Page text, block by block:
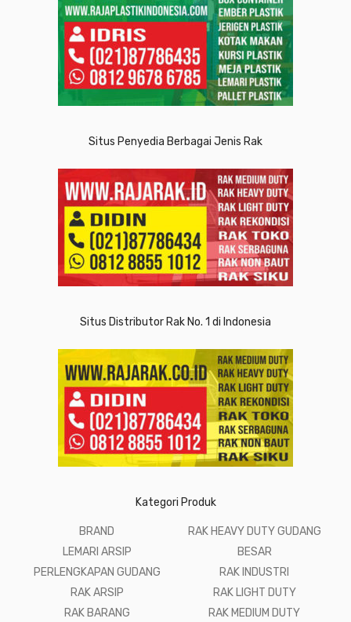
Situs Penyedia Berbagai Jenis Rak
Situs Distributor Rak No. 1 di Indonesia
Kategori Produk
BRAND
LEMARI ARSIP
PERLENGKAPAN GUDANG
RAK ARSIP
RAK BARANG
RAK HEAVY DUTY GUDANG
BESAR
RAK INDUSTRI
RAK LIGHT DUTY
RAK MEDIUM DUTY